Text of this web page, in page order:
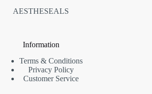
AESTHESEALS
Information
Terms & Conditions
Privacy Policy
Customer Service